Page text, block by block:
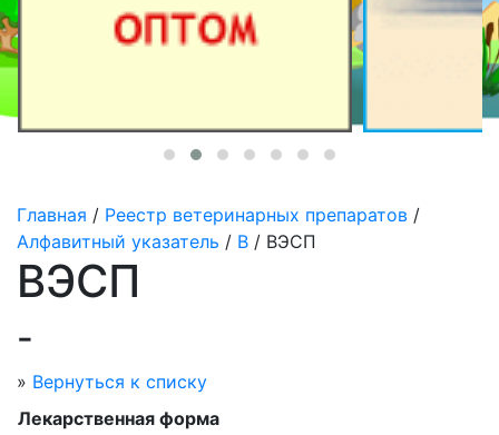
Главная / Реестр ветеринарных препаратов /
Алфавитный указатель / В / ВЭСП
ВЭСП
-
» Вернуться к списку
Лекарственная форма